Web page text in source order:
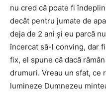
nu cred că poate fi
decât pentru jumate de
deja de 2 ani şi eu parcă
încercat să-l conving, dar
fix, el spune că dacă
drumuri. Vreau un sfat, ce
lumineze Dumnezeu